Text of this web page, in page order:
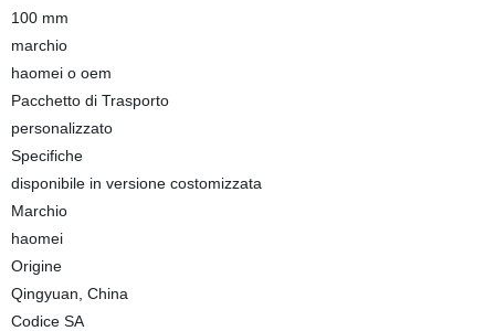
100 mm
marchio
haomei o oem
Pacchetto di Trasporto
personalizzato
Specifiche
disponibile in versione costomizzata
Marchio
haomei
Origine
Qingyuan, China
Codice SA